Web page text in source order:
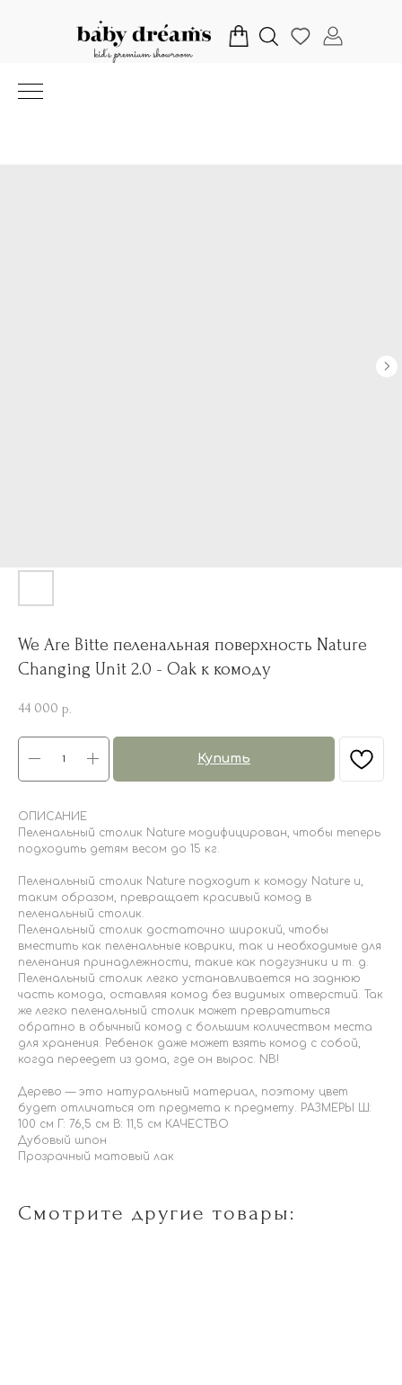
We Are Bitte пеленальная поверхность Nature
Changing Unit 2.0 - Oak к комоду
44 000 р.
Купить
ОПИСАНИЕ
Пеленальный столик Nature модифицирован, чтобы теперь
подходить детям весом до 15 кг.
Пеленальный столик Nature подходит к комоду Nature и,
таким образом, превращает красивый комод в
пеленальный столик.
Пеленальный столик достаточно широкий, чтобы
вместить как пеленальные коврики, так и необходимые для
пеленания принадлежности, такие как подгузники и т. д.
Пеленальный столик легко устанавливается на заднюю
часть комода, оставляя комод без видимых отверстий. Так
же легко пеленальный столик может превратиться
обратно в обычный комод с большим количеством места
для хранения. Ребенок даже может взять комод с собой,
когда переедет из дома, где он вырос. NB!
Дерево — это натуральный материал, поэтому цвет
будет отличаться от предмета к предмету. РАЗМЕРЫ Ш:
100 см Г: 76,5 см В: 11,5 см КАЧЕСТВО
Дубовый шпон
Прозрачный матовый лак
Смотрите другие товары: